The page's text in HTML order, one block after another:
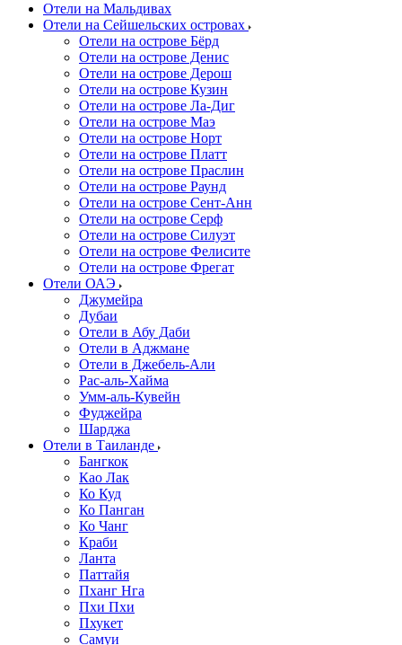
Отели на Мальдивах
Отели на Сейшельских островах
Отели на острове Бёрд
Отели на острове Денис
Отели на острове Дерош
Отели на острове Кузин
Отели на острове Ла-Диг
Отели на острове Маэ
Отели на острове Норт
Отели на острове Платт
Отели на острове Праслин
Отели на острове Раунд
Отели на острове Сент-Анн
Отели на острове Серф
Отели на острове Силуэт
Отели на острове Фелисите
Отели на острове Фрегат
Отели ОАЭ
Джумейра
Дубаи
Отели в Абу Даби
Отели в Аджмане
Отели в Джебель-Али
Рас-аль-Хайма
Умм-аль-Кувейн
Фуджейра
Шарджа
Отели в Таиланде
Бангкок
Као Лак
Ко Куд
Ко Панган
Ко Чанг
Краби
Ланта
Паттайя
Пханг Нга
Пхи Пхи
Пхукет
Самуи